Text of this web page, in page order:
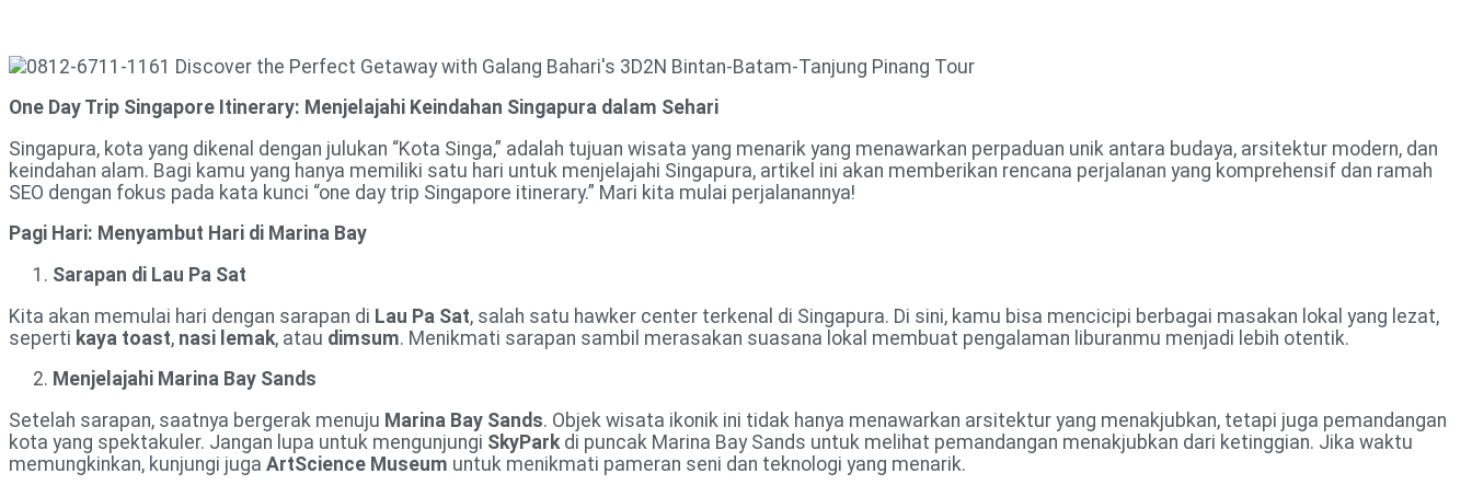
One Day Trip Singapore Itinerary: Menjelajahi Keindahan Singapura dalam Sehari
Singapura, kota yang dikenal dengan julukan “Kota Singa,” adalah tujuan wisata yang menarik yang menawarkan perpaduan unik antara budaya, arsitektur modern, dan
keindahan alam. Bagi kamu yang hanya memiliki satu hari untuk menjelajahi Singapura, artikel ini akan memberikan rencana perjalanan yang komprehensif dan ramah
SEO dengan fokus pada kata kunci “one day trip Singapore itinerary.” Mari kita mulai perjalanannya!
Pagi Hari: Menyambut Hari di Marina Bay
Sarapan di Lau Pa Sat
Kita akan memulai hari dengan sarapan di Lau Pa Sat, salah satu hawker center terkenal di Singapura. Di sini, kamu bisa mencicipi berbagai masakan lokal yang lezat,
seperti kaya toast, nasi lemak, atau dimsum. Menikmati sarapan sambil merasakan suasana lokal membuat pengalaman liburanmu menjadi lebih otentik.
Menjelajahi Marina Bay Sands
Setelah sarapan, saatnya bergerak menuju Marina Bay Sands. Objek wisata ikonik ini tidak hanya menawarkan arsitektur yang menakjubkan, tetapi juga pemandangan
kota yang spektakuler. Jangan lupa untuk mengunjungi SkyPark di puncak Marina Bay Sands untuk melihat pemandangan menakjubkan dari ketinggian. Jika waktu
memungkinkan, kunjungi juga ArtScience Museum untuk menikmati pameran seni dan teknologi yang menarik.